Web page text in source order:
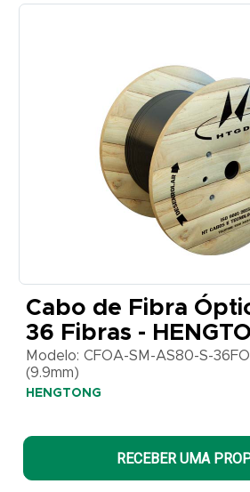
Cabo
CFOA-
SM-
AS80-
S-36FO
NR -
4KM
(9.9mm)
HENGTONG
Cabo de Fibra
36 Fibras -
Modelo: CFOA-SM-AS80-S-
(9.9mm)
HENGTONG
RECEBER UMA